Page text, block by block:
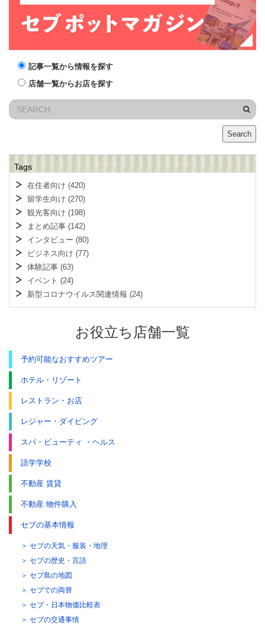
記事一覧から情報を探す
店舗一覧からお店を探す
Search
Tags
在住者向け (420)
留学生向け (270)
観光客向け (198)
まとめ記事 (142)
インタビュー (80)
ビジネス向け (77)
体験記事 (63)
イベント (24)
新型コロナウイルス関連情報 (24)
お役立ち店舗一覧
予約可能なおすすめツアー
ホテル・リゾート
レストラン・お店
レジャー・ダイビング
スパ・ビューティ ・ヘルス
語学学校
不動産 賃貸
不動産 物件購入
セブの基本情報
セブの天気・服装・地理
セブの歴史・言語
セブ島の地図
セブでの両替
セブ・日本物価比較表
セブの交通事情